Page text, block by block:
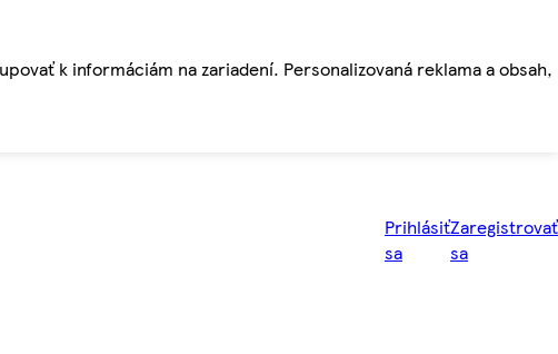
k informáciám na zariadení. Personalizovaná reklama a obsah,
Prihlásiť
sa
Zaregistrovať
sa